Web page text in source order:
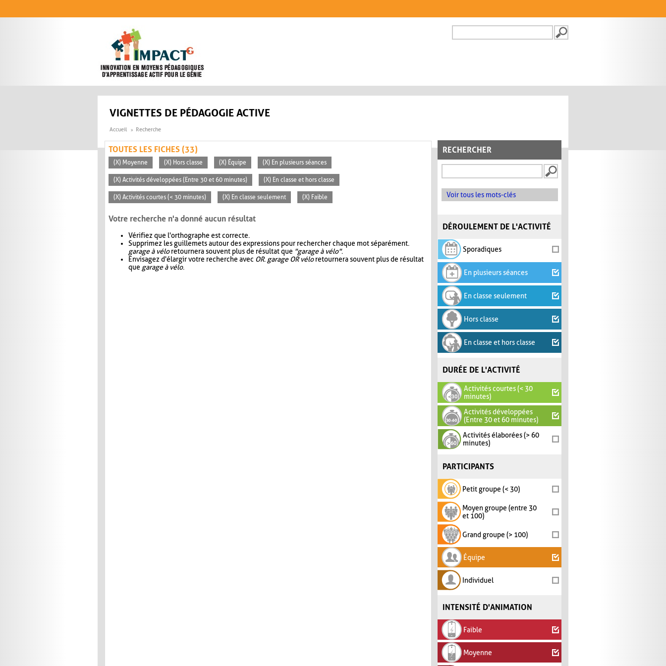
FORMULAIRE DE
VIGNETTES DE PÉDAGOGIE ACTIVE
Accueil Recherche
RECHERCHER
Voir tous les mots-clés
DÉROULEMENT DE L'ACTIVITÉ
Sporadiques
En plusieurs séances
En classe seulement
Hors classe
En classe et hors classe
DURÉE DE L'ACTIVITÉ
Activités courtes (< 30
minutes)
Activités développées
(Entre 30 et 60 minutes)
Activités élaborées (> 60
minutes)
PARTICIPANTS
Petit groupe (< 30)
Moyen groupe (entre 30
et 100)
Grand groupe (> 100)
Équipe
Individuel
INTENSITÉ D'ANIMATION
Faible
Moyenne
TOUTES LES FICHES (33)
(X) Moyenne (X) Hors classe (X) Équipe (X) En plusieurs séances
(X) Activités développées (Entre 30 et 60 minutes) (X) En classe et hors classe
(X) Activités courtes (< 30 minutes) (X) En classe seulement (X) Faible
Votre recherche n'a donné aucun résultat
Vérifiez que l'orthographe est correcte.
Supprimez les guillemets autour des expressions pour rechercher chaque mot séparément.
garage à véloretournera souvent plus de résultat que "garage à vélo".
Envisagez d'élargir votre recherche avec OR. garage OR véloretournera souvent plus de résultat
que garage à vélo.